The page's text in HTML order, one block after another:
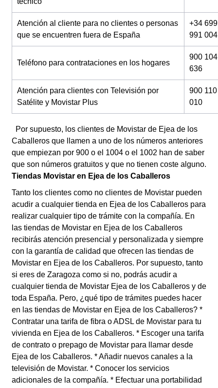
Atención al cliente para no clientes o personas
que se encuentren fuera de España
+34 699
991 004
Teléfono para contrataciones en los hogares
900 104
636
Atención para clientes con Televisión por
Satélite y Movistar Plus
900 110
010
Por supuesto, los clientes de Movistar de Ejea de los
Caballeros que llamen a uno de los números anteriores
que empiezan por 900 o el 1004 o el 1002 han de saber
que son números gratuitos y que no tienen coste alguno.
Tiendas Movistar en Ejea de los Caballeros
Tanto los clientes como no clientes de Movistar pueden
acudir a cualquier tienda en Ejea de los Caballeros para
realizar cualquier tipo de trámite con la compañía. En
las tiendas de Movistar en Ejea de los Caballeros
recibirás atención presencial y personalizada y siempre
con la garantía de calidad que ofrecen las tiendas de
Movistar en Ejea de los Caballeros. Por supuesto, tanto
si eres de Zaragoza como si no, podrás acudir a
cualquier tienda de Movistar Ejea de los Caballeros y de
toda España. Pero, ¿qué tipo de trámites puedes hacer
en las tiendas de Movistar en Ejea de los Caballeros? *
Contratar una tarifa de fibra o ADSL de Movistar para tu
vivienda en Ejea de los Caballeros. * Escoger una tarifa
de contrato o prepago de Movistar para llamar desde
Ejea de los Caballeros. * Añadir nuevos canales a la
televisión de Movistar. * Conocer los servicios
adicionales de la compañía. * Efectuar una portabilidad